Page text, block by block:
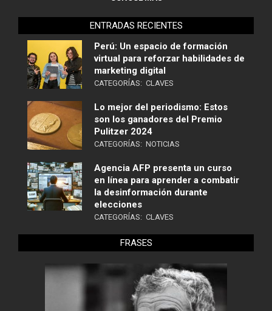
ENTRADAS RECIENTES
Perú: Un espacio de formación
virtual para reforzar habilidades de
marketing digital
CATEGORÍAS: CLAVES
Lo mejor del periodismo: Estos
son los ganadores del Premio
Pulitzer 2024
CATEGORÍAS: NOTICIAS
Agencia AFP presenta un curso
en línea para aprender a combatir
la desinformación durante
elecciones
CATEGORÍAS: CLAVES
FRASES